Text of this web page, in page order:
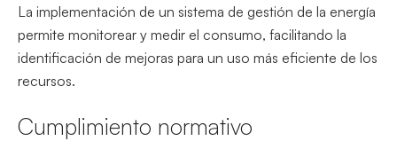
La implementación de un sistema de gestión de la energía
permite monitorear y medir el consumo, facilitando la
identificación de mejoras para un uso más eficiente de los
recursos.
Cumplimiento normativo